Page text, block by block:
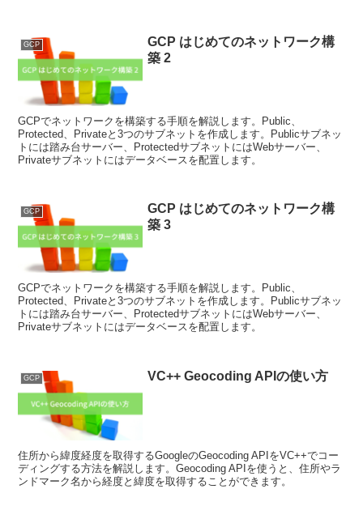
GCP
GCP はじめてのネットワーク構
築 2
GCPでネットワークを構築する手順を解説します。Public、
Protected、Privateと3つのサブネットを作成します。Publicサブネッ
トには踏み台サーバー、ProtectedサブネットにはWebサーバー、
Privateサブネットにはデータベースを配置します。
GCP
GCP はじめてのネットワーク構
築 3
GCPでネットワークを構築する手順を解説します。Public、
Protected、Privateと3つのサブネットを作成します。Publicサブネッ
トには踏み台サーバー、ProtectedサブネットにはWebサーバー、
Privateサブネットにはデータベースを配置します。
GCP VC++ Geocoding APIの使い方
住所から緯度経度を取得するGoogleのGeocoding APIをVC++でコー
ディングする方法を解説します。Geocoding APIを使うと、住所やラ
ンドマーク名から経度と緯度を取得することができます。